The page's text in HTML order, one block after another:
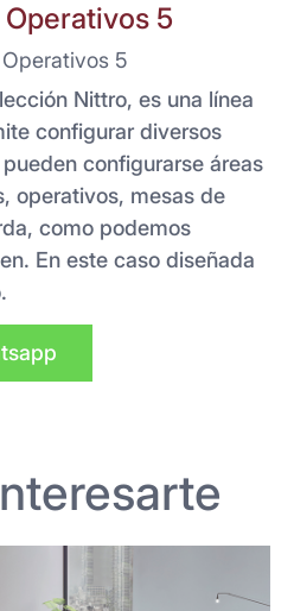
5
5
Nittro, es una línea
configurar diversos
configurarse áreas
operativos, mesas de
como podemos
En este caso diseñada